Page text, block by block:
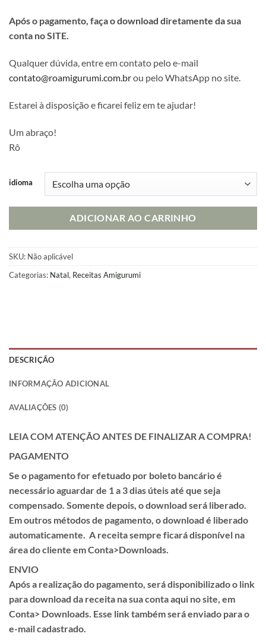
Após o pagamento, faça o download diretamente da sua
conta no SITE.
Qualquer dúvida, entre em contato pelo e-mail
contato@roamigurumi.com.brou pelo WhatsApp no site.
Estarei à disposição e ficarei feliz em te ajudar!
Um abraço!
Rô
idioma
ADICIONAR AO CARRINHO
SKU: Não aplicável
Categorias: Natal, Receitas Amigurumi
DESCRIÇÃO
INFORMAÇÃO ADICIONAL
AVALIAÇÕES (0)
LEIA COM ATENÇÃO ANTES DE FINALIZAR A COMPRA!
PAGAMENTO
Se o pagamento for efetuado por boleto bancário é
necessário aguardar de 1 a 3 dias úteisaté que seja
compensado. Somente depois, o download será liberado.
Em outros métodos de pagamento, o download é liberado
automaticamente. A receita sempre ficará disponível na
área do cliente emConta>Downloads.
ENVIO
Após a realização do pagamento, será disponibilizado o link
para download da receita na sua conta aqui no site, em
Conta> Downloads. Esse link também será enviado para o
e-mail cadastrado.